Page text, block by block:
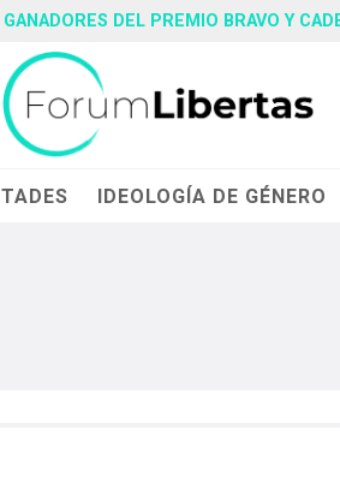
GANADORES DEL PREMIO BRAVO Y
IDEOLOGÍA DE GÉNERO